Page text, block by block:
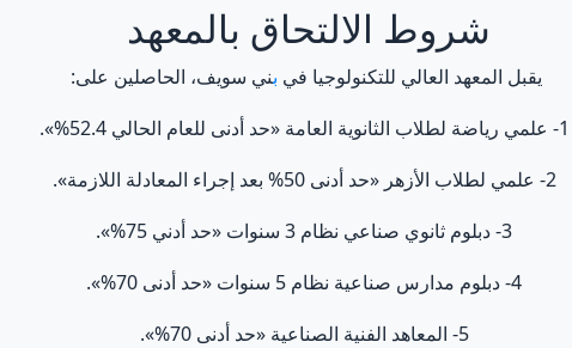
شروط الالتحاق بالمعهد
يقبل المعهد العالي للتكنولوجيا في بني سويف، الحاصلين على:
1- علمي رياضة لطلاب الثانوية العامة «حد أدنى للعام الحالي 52.4%».
2- علمي لطلاب الأزهر «حد أدنى 50% بعد إجراء المعادلة اللازمة».
3- دبلوم ثانوي صناعي نظام 3 سنوات «حد أدني 75%».
4- دبلوم مدارس صناعية نظام 5 سنوات «حد أدنى 70%».
5- المعاهد الفنية الصناعية «حد أدنى 70%».